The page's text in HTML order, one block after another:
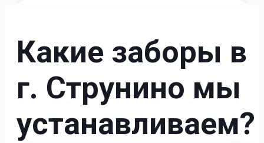
Какие заборы в
г. Струнино мы
устанавливаем?